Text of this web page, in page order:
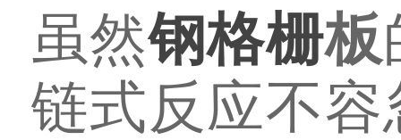
虽然钢格栅板
链式反应不